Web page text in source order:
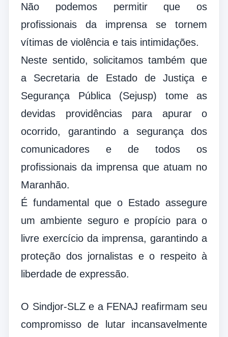
Não podemos permitir que os
profissionais da imprensa se tornem
vítimas de violência e tais intimidações.
Neste sentido, solicitamos também que
a Secretaria de Estado de Justiça e
Segurança Pública (Sejusp) tome as
devidas providências para apurar o
ocorrido, garantindo a segurança dos
comunicadores e de todos os
profissionais da imprensa que atuam no
Maranhão.
É fundamental que o Estado assegure
um ambiente seguro e propício para o
livre exercício da imprensa, garantindo a
proteção dos jornalistas e o respeito à
liberdade de expressão.
O Sindjor-SLZ e a FENAJ reafirmam seu
compromisso de lutar incansavelmente